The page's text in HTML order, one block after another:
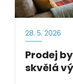
28. 5. 2026
Prodej
skvělá